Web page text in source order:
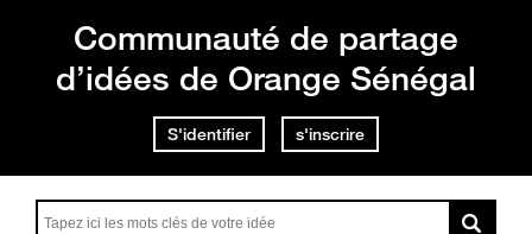
Communauté de partage
d’idées de Orange Sénégal
S'identifier s'inscrire